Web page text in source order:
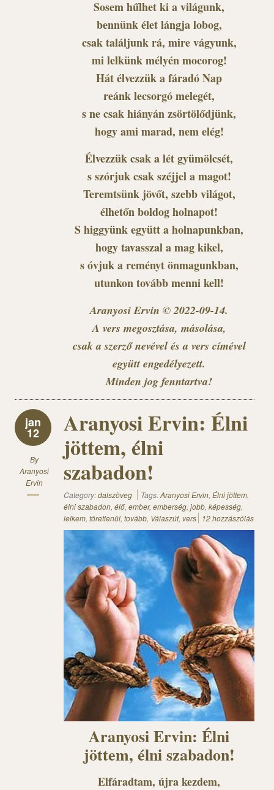
Sosem hűlhet ki a világunk,
bennünk élet lángja lobog,
csak találjunk rá, mire vágyunk,
mi lelkünk mélyén mocorog!
Hát élvezzük a fáradó Nap
reánk lecsorgó melegét,
s ne csak hiányán zsörtölődjünk,
hogy ami marad, nem elég!
Élvezzük csak a lét gyümölcsét,
s szórjuk csak széjjel a magot!
Teremtsünk jövőt, szebb világot,
élhetőn boldog holnapot!
S higgyünk együtt a holnapunkban,
hogy tavasszal a mag kikel,
s óvjuk a reményt önmagunkban,
utunkon tovább menni kell!
Aranyosi Ervin © 2022-09-14.
A vers megosztása, másolása,
csak a szerző nevével és a vers címével
együtt engedélyezett.
Minden jog fenntartva!
jan
12
By
Aranyosi
Ervin
Aranyosi Ervin: Élni
jöttem, élni
szabadon!
Category:dalszöveg Tags:Aranyosi Ervin, Élni jöttem,
élni szabadon, élő, ember, emberség, jobb, képesség,
lelkem, töretlenül, tovább, Válaszút, vers 12 hozzászólás
Aranyosi Ervin: Élni
jöttem, élni szabadon!
Elfáradtam, újra kezdem,